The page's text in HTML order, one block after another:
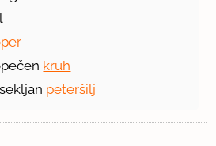
kruh
peteršilj